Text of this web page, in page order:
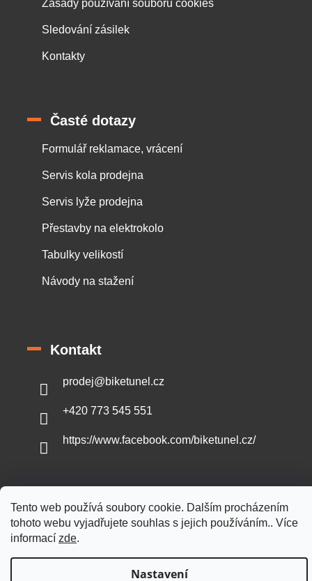
Tento web používá soubory cookie. Dalším procházením
tohoto webu vyjadřujete souhlas s jejich používáním.. Více
informací zde.
Nastavení
Zásady používání souborů cookies
Sledování zásilek
Kontakty
Časté dotazy
Formulář reklamace, vrácení
Servis kola prodejna
Servis lyže prodejna
Přestavby na elektrokolo
Tabulky velikostí
Návody na stažení
Kontakt
prodej@biketunel.cz
+420 773 545 551
https://www.facebook.com/biketunel.cz/
Vytvořil Shoptet
Copyright 2026BikeTunel.cz. Všechna práva vyhrazena.